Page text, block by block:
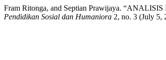
Fram Ritonga, and Septian Prawijaya.
Pendidikan Sosial dan Humaniora 2, no. 3 (July 5,